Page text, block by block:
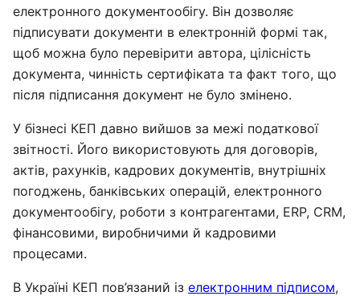
електронного документообігу. Він дозволяє
підписувати документи в електронній формі так,
щоб можна було перевірити автора, цілісність
документа, чинність сертифіката та факт того, що
після підписання документ не було змінено.
У бізнесі КЕП давно вийшов за межі податкової
звітності. Його використовують для договорів,
актів, рахунків, кадрових документів, внутрішніх
погоджень, банківських операцій, електронного
документообігу, роботи з контрагентами, ERP, CRM,
фінансовими, виробничими й кадровими
процесами.
В Україні КЕП пов’язаний із електронним підписом,